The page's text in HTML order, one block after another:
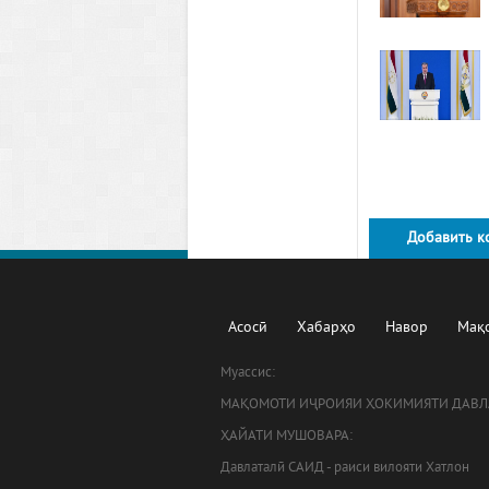
Добавить
Асосӣ Хабарҳо Навор
Муассис:
МАҚОМОТИ ИҶРОИЯИ ҲОКИМИЯТИ
ҲАЙАТИ МУШОВАРА:
Давлаталӣ САИД - раиси вилояти Хатлон